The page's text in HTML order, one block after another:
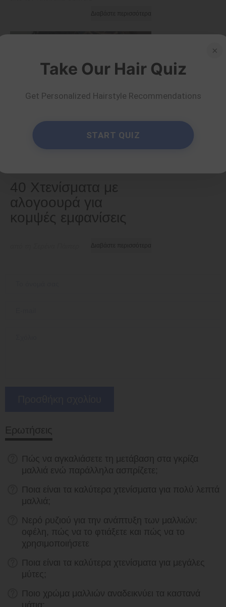
40 Χτενίσματα με
αλογοουρά για
κομψές εμφανίσεις
Ερωτήσεις
Πώς να αγκαλιάσετε τη μετάβαση στα γκρίζα
μαλλιά ενώ παράλληλα ασπρίζετε;
Ποια είναι τα καλύτερα χτενίσματα για πολύ λεπτά
μαλλιά;
Νερό ρυζιού για την ανάπτυξη των μαλλιών:
οφέλη, πώς να το φτιάξετε και πώς να το
χρησιμοποιήσετε
Ποια είναι τα καλύτερα χτενίσματα για μεγάλες
μύτες;
Ποιο χρώμα μαλλιών αναδεικνύει τα καστανά
μάτια;
×
Take Our Hair Quiz
Get Personalized Hairstyle Recommendations
START QUIZ